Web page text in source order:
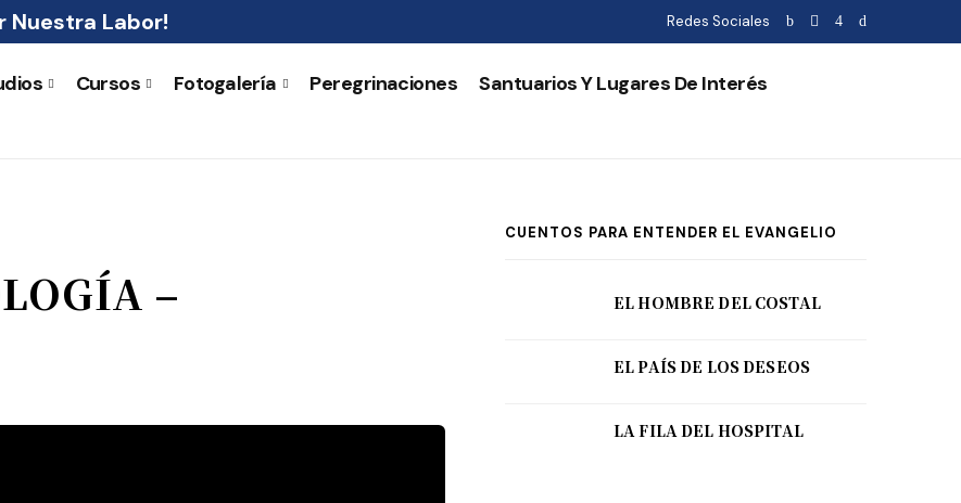
Nuestra Labor! Redes Sociales
Cursos Fotogalería Peregrinaciones Santuarios Y Lugares De Interés
–
CUENTOS PARA ENTENDER EL EVANGELIO
EL HOMBRE DEL COSTAL
EL PAÍS DE LOS DESEOS
LA FILA DEL HOSPITAL